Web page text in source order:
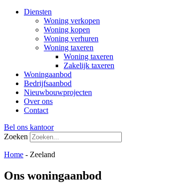
Diensten
Woning verkopen
Woning kopen
Woning verhuren
Woning taxeren
Woning taxeren
Zakelijk taxeren
Woningaanbod
Bedrijfsaanbod
Nieuwbouwprojecten
Over ons
Contact
Bel ons kantoor
Zoeken
Home - Zeeland
Ons woningaanbod